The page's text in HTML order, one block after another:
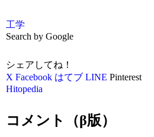
工学
Search by Google
シェアしてね！
X Facebook はてブ LINE Pinterest
Hitopedia
コメント（β版）